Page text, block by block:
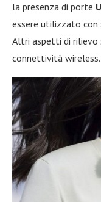
la presenza di porte
essere utilizzato
Altri aspetti di rilievo
connettività wireless.